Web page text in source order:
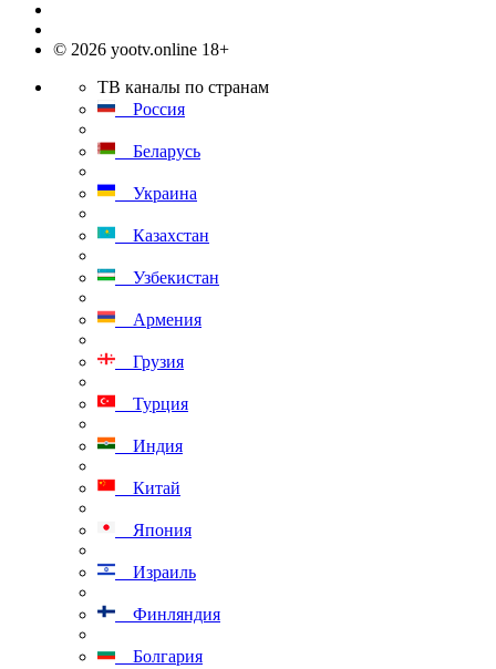
© 2026 yootv.online 18+
ТВ каналы по странам
Россия
Беларусь
Украина
Казахстан
Узбекистан
Армения
Грузия
Турция
Индия
Китай
Япония
Израиль
Финляндия
Болгария